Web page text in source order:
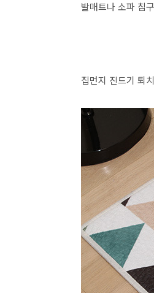
발매트나 소파 침
집먼지 진드기 퇴